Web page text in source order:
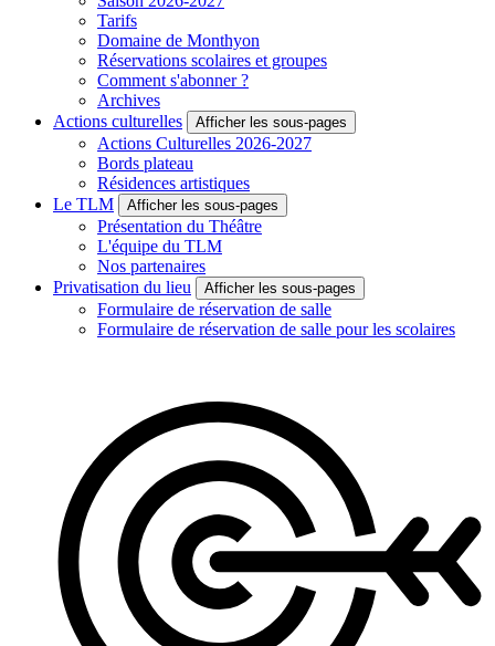
Tarifs
Domaine de Monthyon
Réservations scolaires et groupes
Comment s'abonner ?
Archives
Actions culturelles
Afficher les sous-pages
Actions Culturelles 2026-2027
Bords plateau
Résidences artistiques
Le TLM
Afficher les sous-pages
Présentation du Théâtre
L'équipe du TLM
Nos partenaires
Privatisation du lieu
Afficher les sous-pages
Formulaire de réservation de salle
Formulaire de réservation de salle pour les scolaires